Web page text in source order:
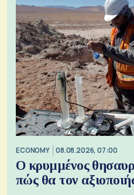
ECONOMY 08.08.2026, 07:00
Ο κρυμμένος
πώς θα τον